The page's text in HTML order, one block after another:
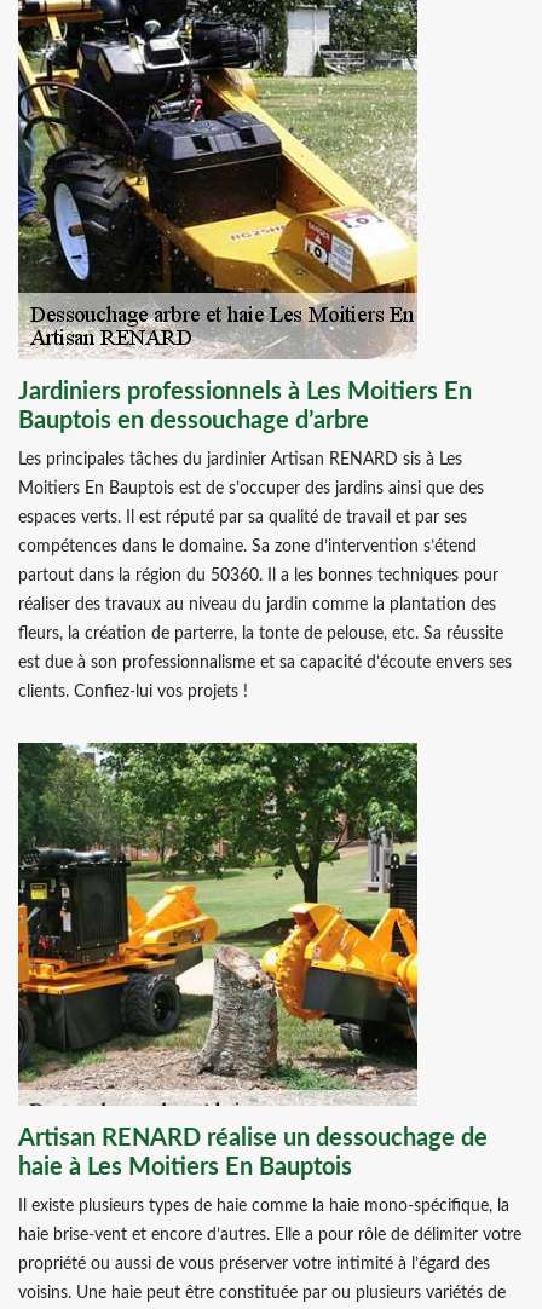
Jardiniers professionnels à Les Moitiers En
Bauptois en dessouchage d’arbre
Les principales tâches du jardinier Artisan RENARD sis à Les
Moitiers En Bauptois est de s’occuper des jardins ainsi que des
espaces verts. Il est réputé par sa qualité de travail et par ses
compétences dans le domaine. Sa zone d’intervention s’étend
partout dans la région du 50360. Il a les bonnes techniques pour
réaliser des travaux au niveau du jardin comme la plantation des
fleurs, la création de parterre, la tonte de pelouse, etc. Sa réussite
est due à son professionnalisme et sa capacité d’écoute envers ses
clients. Confiez-lui vos projets !
Artisan RENARD réalise un dessouchage de
haie à Les Moitiers En Bauptois
Il existe plusieurs types de haie comme la haie mono-spécifique, la
haie brise-vent et encore d’autres. Elle a pour rôle de délimiter votre
propriété ou aussi de vous préserver votre intimité à l’égard des
voisins. Une haie peut être constituée par ou plusieurs variétés de